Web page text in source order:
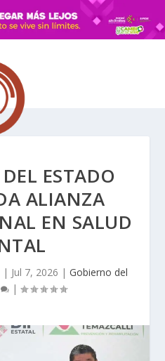
ESTADO
ALIANZA
EN SALUD
| Jul 7, 2026 | Gobierno del
|